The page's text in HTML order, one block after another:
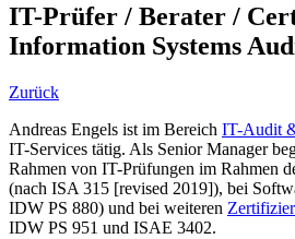
IT-Prüfer / Berater /
Information Systems
Zurück
Andreas Engels ist im Bereich IT-Audit
IT-Services tätig. Als Senior Manager
Rahmen von IT-Prüfungen im Rahmen
(nach ISA 315 [revised 2019]), bei
IDW PS 880) und bei weiteren
IDW PS 951 und ISAE 3402.